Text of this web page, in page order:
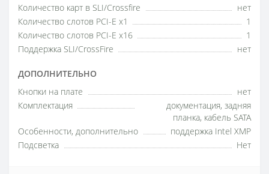
Количество карт в SLI/Crossfire
нет
Количество слотов PCI-E x1
1
Количество слотов PCI-E x16
1
Поддержка SLI/CrossFire
нет
ДОПОЛНИТЕЛЬНО
Кнопки на плате
нет
Комплектация
документация, задняя
планка, кабель SATA
Особенности, дополнительно
поддержка Intel XMP
Подсветка
Нет